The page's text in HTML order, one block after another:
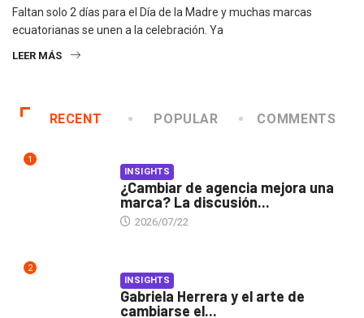
Faltan solo 2 días para el Día de la Madre y muchas marcas
ecuatorianas se unen a la celebración. Ya
LEER MÁS
RECENT POPULAR COMMENTS
1
INSIGHTS
¿Cambiar de agencia mejora una
marca? La discusión...
2026/07/22
2
INSIGHTS
Gabriela Herrera y el arte de
cambiarse el...